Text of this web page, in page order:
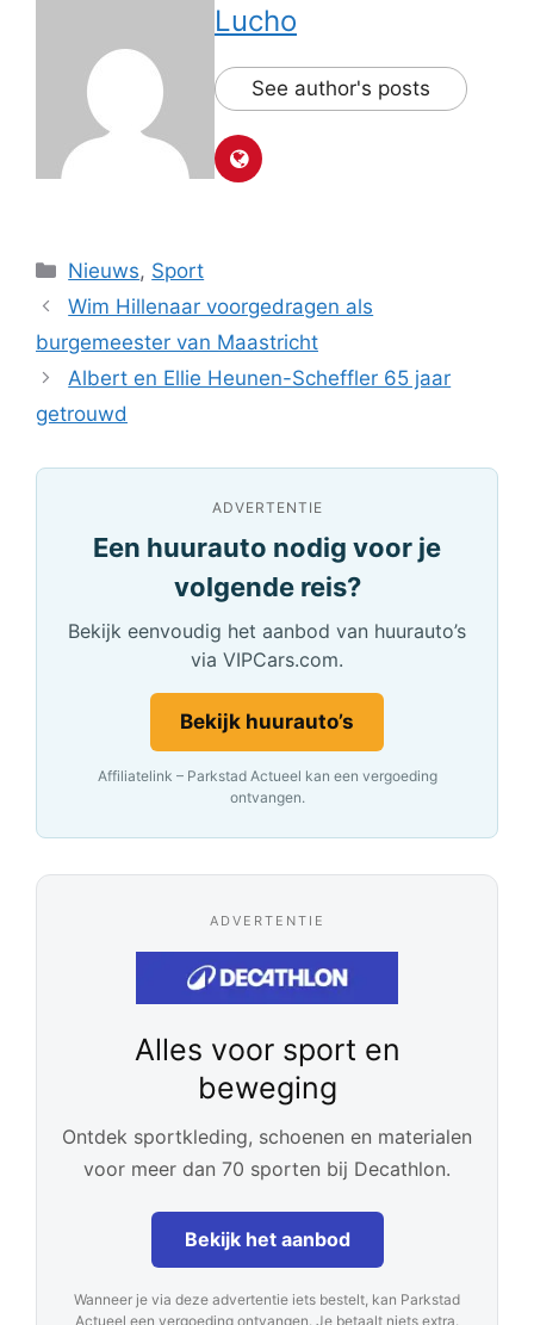
Lucho
See author's posts
Categorieën
Nieuws, Sport
Wim Hillenaar voorgedragen als
burgemeester van Maastricht
Albert en Ellie Heunen-Scheffler 65 jaar
getrouwd
ADVERTENTIE
Een huurauto nodig voor je
volgende reis?
Bekijk eenvoudig het aanbod van huurauto’s
via VIPCars.com.
Bekijk huurauto’s
Affiliatelink – Parkstad Actueel kan een vergoeding
ontvangen.
ADVERTENTIE
Alles voor sport en
beweging
Ontdek sportkleding, schoenen en materialen
voor meer dan 70 sporten bij Decathlon.
Bekijk het aanbod
Wanneer je via deze advertentie iets bestelt, kan Parkstad
Actueel een vergoeding ontvangen. Je betaalt niets extra.